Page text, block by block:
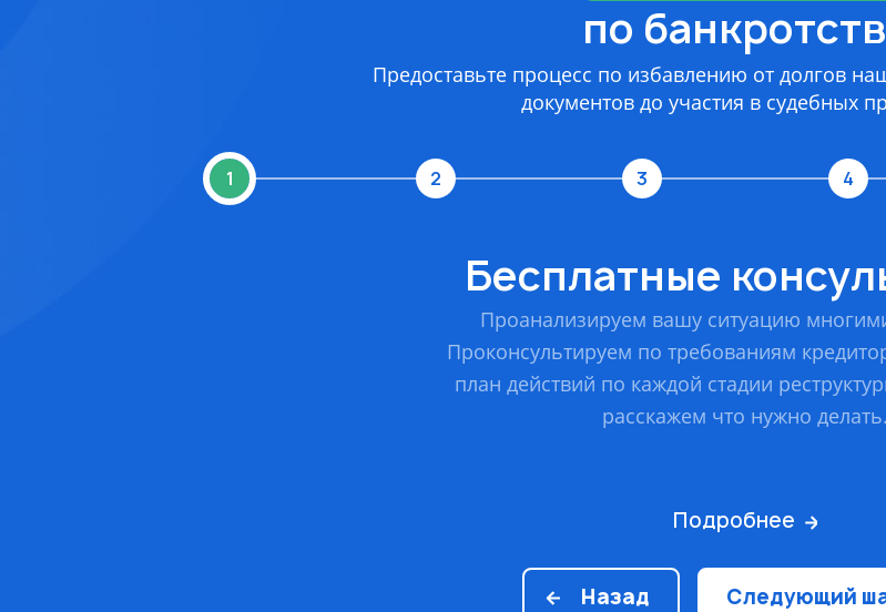
по
Предоставьте процесс по избавлению от долгов
документов до участия в судебных
1 2 3 4
Бесплатные
Проанализируем вашу ситуацию
Проконсультируем по требованиям
план действий по каждой стадии
расскажем что нужно делать.
Подробнее
Назад Следующий